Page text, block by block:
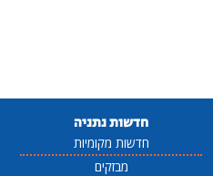
חדשות נתניה
חדשות מקומיות
מבזקים